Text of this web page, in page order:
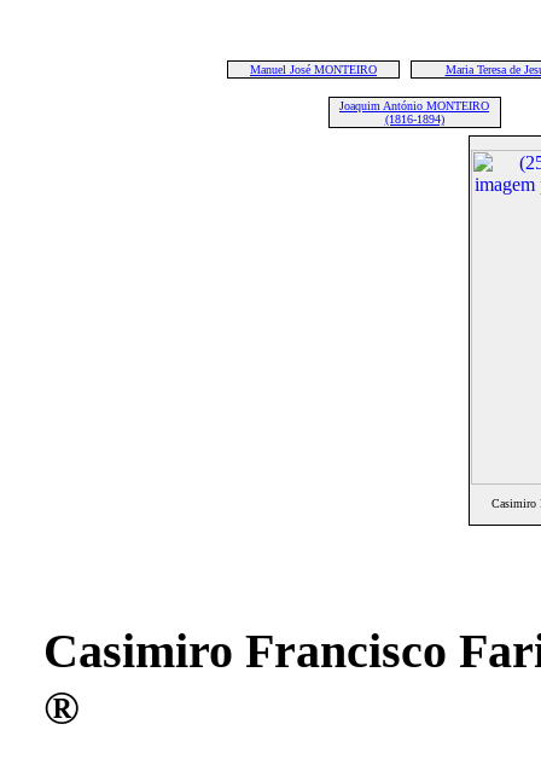
Manuel José MONTEIRO Maria Teresa de
Joaquim António MONTEIRO
(1816-1894)
Casimiro
Casimiro Francisco
®